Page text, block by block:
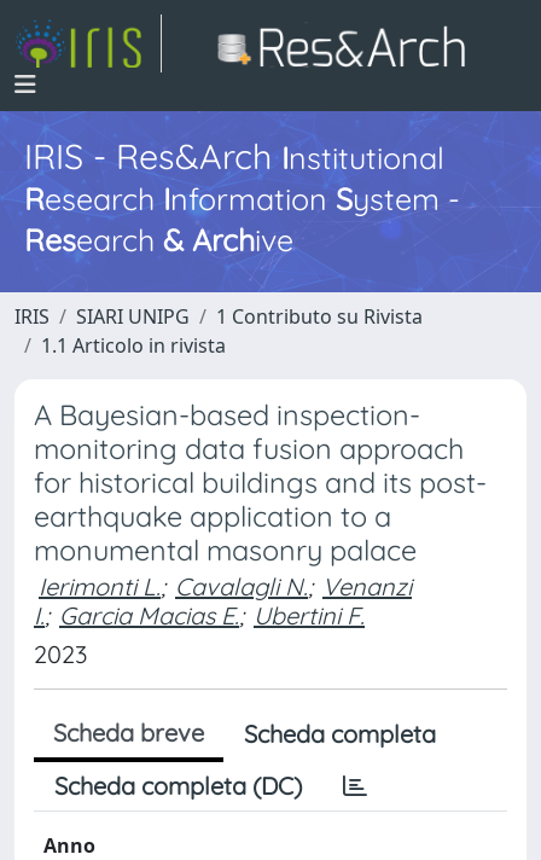
IRIS - Res&ArchInstitutional
Research InformationSystem -
Research & Archive
IRIS SIARI UNIPG
1 Contributo su Rivista
1.1 Articolo in rivista
A Bayesian-based inspection-
monitoring data fusion approach
for historical buildings and its post-
earthquake application to a
monumental masonry palace
Ierimonti L.; Cavalagli N.; Venanzi
I.; Garcia Macias E.; Ubertini F.
2023
Scheda breve
Scheda completa
Scheda completa (DC)
Anno